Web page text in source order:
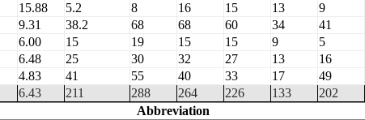
15.88 5.2 8 16 15 13 9
9.31 38.2 68 68 60 34 41
6.00 15 19 15 15 9 5
6.48 25 30 32 27 13 16
4.83 41 55 40 33 17 49
6.43 211 288 264 226 133 202
Abbreviation